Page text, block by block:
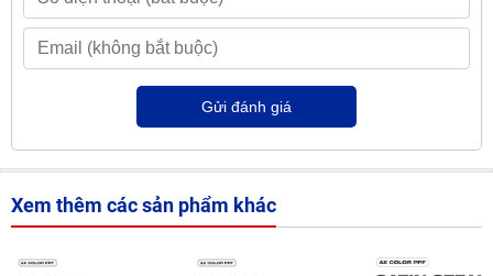
Gửi đánh giá
Xem thêm các sản phẩm khác